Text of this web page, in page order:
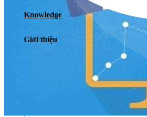
Knowledge
Giới thiệu